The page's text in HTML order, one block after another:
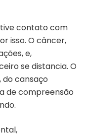
contato com
isso. O câncer,
e,
se distancia. O
do cansaço
de compreensão